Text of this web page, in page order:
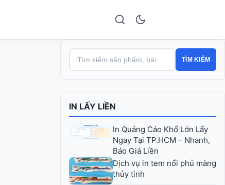
TÌM KIẾM
IN LẤY LIỀN
In Quảng Cáo Khổ Lớn Lấy
Ngay Tại TP.HCM – Nhanh,
Báo Giá Liền
Dịch vụ in tem nổi phủ màng
thủy tinh